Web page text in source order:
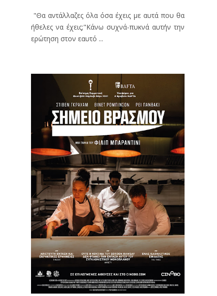
"Θα αντάλλαζες όλα όσα έχεις με αυτά που θα
ήθελες να έχεις;"Κάνω συχνά-πυκνά αυτήν την
ερώτηση στον εαυτό ...